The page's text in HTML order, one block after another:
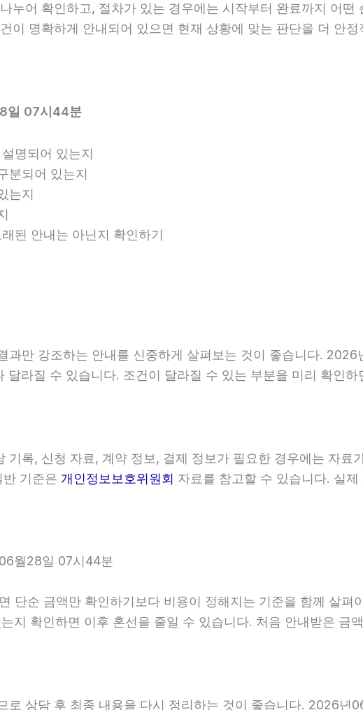
누어 확인하고, 절차가 있는 경우에는 시작부터 완료까지 어
이 명확하게 안내되어 있으면 현재 상황에 맞는 판단을 더 안정
일 07시44분
명되어 있는지
분되어 있는지
는지
된 안내는 아닌지 확인하기
과만 강조하는 안내를 신중하게 살펴보는 것이 좋습니다.
라질 수 있습니다. 조건이 달라질 수 있는 부분을 미리 확인
기록, 신청 자료, 계약 정보, 결제 정보가 필요한 경우에는 자
기준은 개인정보보호위원회 자료를 참고할 수 있습니다. 실
월28일 07시44분
단순 금액만 확인하기보다 비용이 정해지는 기준을 함께 살
지 확인하면 이후 혼선을 줄일 수 있습니다. 처음 안내받은 금
로 상담 후 최종 내용을 다시 정리하는 것이 좋습니다. 2026